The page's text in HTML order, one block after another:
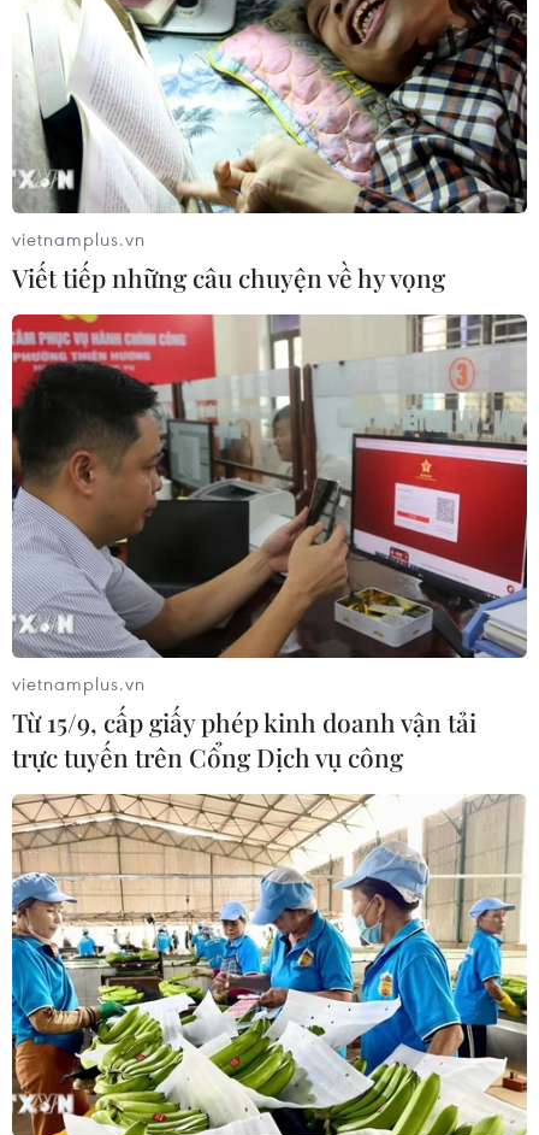
vietnamplus.vn
Viết tiếp những câu chuyện về hy vọng
vietnamplus.vn
Từ 15/9, cấp giấy phép kinh doanh vận tải
trực tuyến trên Cổng Dịch vụ công